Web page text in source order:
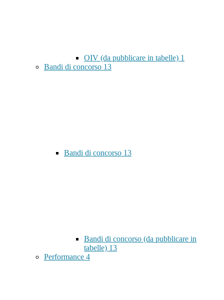
OIV (da pubblicare in tabelle) 1
Bandi di concorso 13
Bandi di concorso 13
Bandi di concorso (da pubblicare in
tabelle) 13
Performance 4